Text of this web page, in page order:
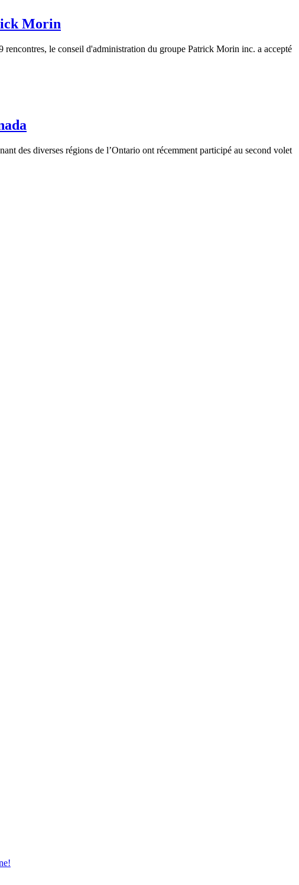
Morin
le conseil d'administration du groupe Patrick Morin inc. a accepté
des diverses régions de l’Ontario ont récemment participé au second volet